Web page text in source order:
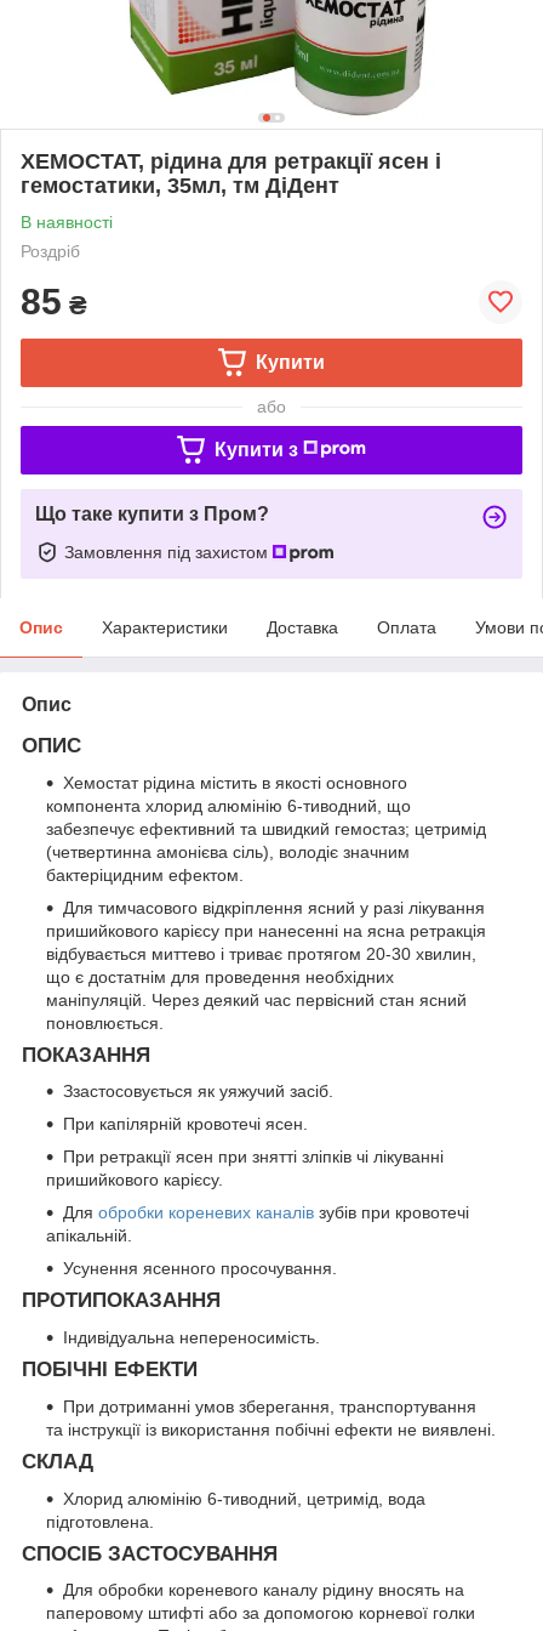
ХЕМОСТАТ, рідина для ретракції ясен і
гемостатики, 35мл, тм ДіДент
В наявності
Роздріб
85 ₴
Купити
або
Купити з
Що таке купити з Пром?
Замовлення під захистом
Опис Характеристики Доставка Оплата Умови
Опис
ОПИС
Хемостат рідина містить в якості основного
компонента хлорид алюмінію 6-тиводний, що
забезпечує ефективний та швидкий гемостаз; цетримід
(четвертинна амонієва сіль), володіє значним
бактеріцидним ефектом.
Для тимчасового відкріплення ясний у разі лікування
пришийкового карієсу при нанесенні на ясна ретракція
відбувається миттево і триває протягом 20-30 хвилин,
що є достатнім для проведення необхідних
маніпуляцій. Через деякий час первісний стан ясний
поновлюється.
ПОКАЗАННЯ
Ззастосовується як уяжучий засіб.
При капілярній кровотечі ясен.
При ретракції ясен при знятті зліпків чі лікуванні
пришийкового карієсу.
Для обробки кореневих каналів зубів при кровотечі
апікальній.
Усунення ясенного просочування.
ПРОТИПОКАЗАННЯ
Індивідуальна непереносимість.
ПОБІЧНІ ЕФЕКТИ
При дотриманні умов зберегання, транспортування
та інструкції із використання побічні ефекти не виявлені.
СКЛАД
Хлорид алюмінію 6-тиводний, цетримід, вода
підготовлена.
СПОСІБ ЗАСТОСУВАННЯ
Для обробки кореневого каналу рідину вносять на
паперовому штифті або за допомогою корневої голки